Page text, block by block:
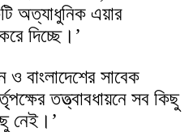
অত্যাধুনিক এয়ার
দিচ্ছে।’
ও বাংলাদেশের সাবেক
তত্ত্বাবধায়নে সব কিছু
নেই।’